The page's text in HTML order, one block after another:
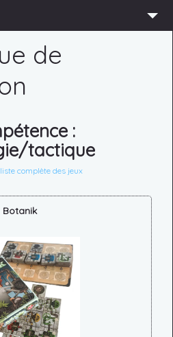
de
:
tactique
complète des jeux
Botanik